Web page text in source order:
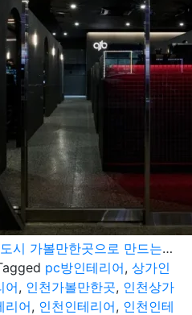
인천상가인테리어 청라 신도시 가볼만한곳으로 만드는 pc방 시공 노하우
pc방인테리어, 상가인
어, 인천가볼만한곳, 인천상가
리어, 인천인테리어, 인천인테